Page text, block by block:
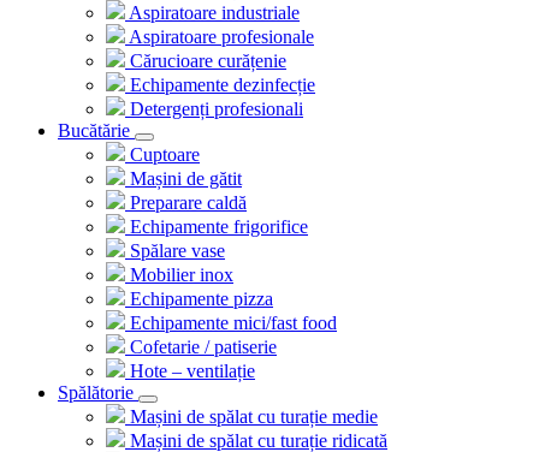
Aspiratoare industriale
Aspiratoare profesionale
Cărucioare curățenie
Echipamente dezinfecție
Detergenți profesionali
Bucătărie
Cuptoare
Mașini de gătit
Preparare caldă
Echipamente frigorifice
Spălare vase
Mobilier inox
Echipamente pizza
Echipamente mici/fast food
Cofetarie / patiserie
Hote – ventilație
Spălătorie
Mașini de spălat cu turație medie
Mașini de spălat cu turație ridicată